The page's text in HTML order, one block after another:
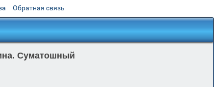
Обратная связь
Суматошный